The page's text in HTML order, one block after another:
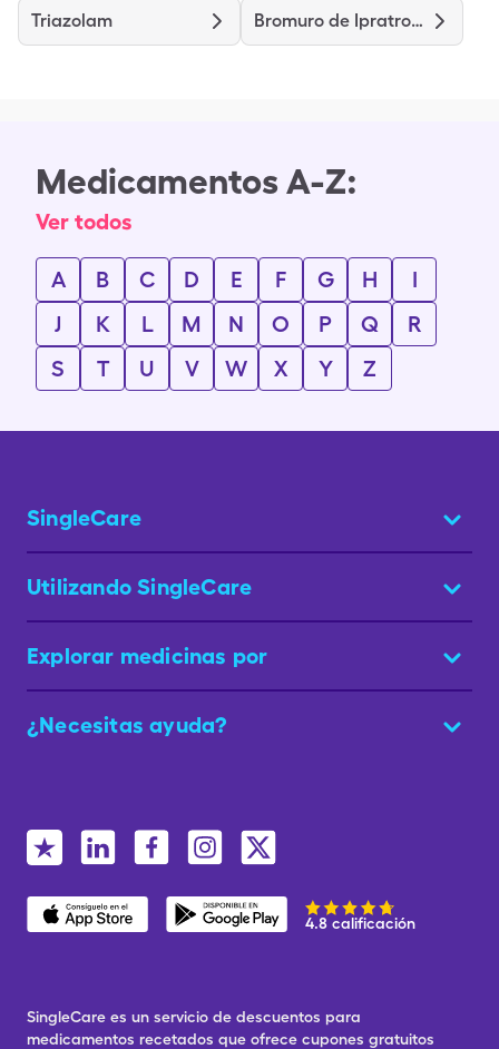
Triazolam Bromuro de Ipratropio
Medicamentos A-Z:
Ver todos
A B C D E F G H
I
J
K L M N O P Q
R
S
T U V W X Y Z
SingleCare
Utilizando SingleCare
Explorar medicinas por
¿Necesitas ayuda?
4.8 calificación
SingleCare es un servicio de descuentos para
medicamentos recetados que ofrece cupones gratuitos